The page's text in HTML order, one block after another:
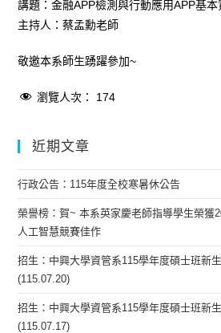
講題：金融APP檢測與行動應用APP基
主持人：蔡孟勳老師
敬邀本系師生踴躍參加~
瀏覽人次： 174
近期文章
行政公告：115年度全校寒暑休公告
榮譽榜：賀~ 本系英家慶老師指導學生榮獲
人工智慧競賽佳作
招生：中興大學資管系115學年度碩士班新
(115.07.20)
招生：中興大學資管系115學年度碩士班新
(115.07.17)